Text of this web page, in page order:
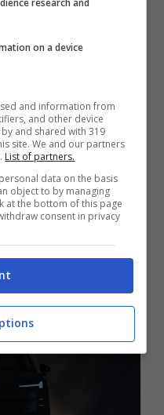
prodotta sulla
SMA, acronimo di
Ciò permette
per ben 200
, senza dover
interna,
quanto le
research and
on a device
and information from
and other device
and shared with 319
site. We and our partners
List of partners.
data on the basis
object to by managing
at the bottom of this page
consent in privacy